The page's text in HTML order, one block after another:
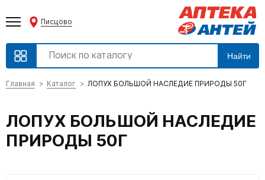
Писцово
Найти
Главная Каталог ЛОПУХ БОЛЬШОЙ НАСЛЕДИЕ ПРИРОДЫ 50Г
ЛОПУХ БОЛЬШОЙ НАСЛЕДИЕ
ПРИРОДЫ 50Г